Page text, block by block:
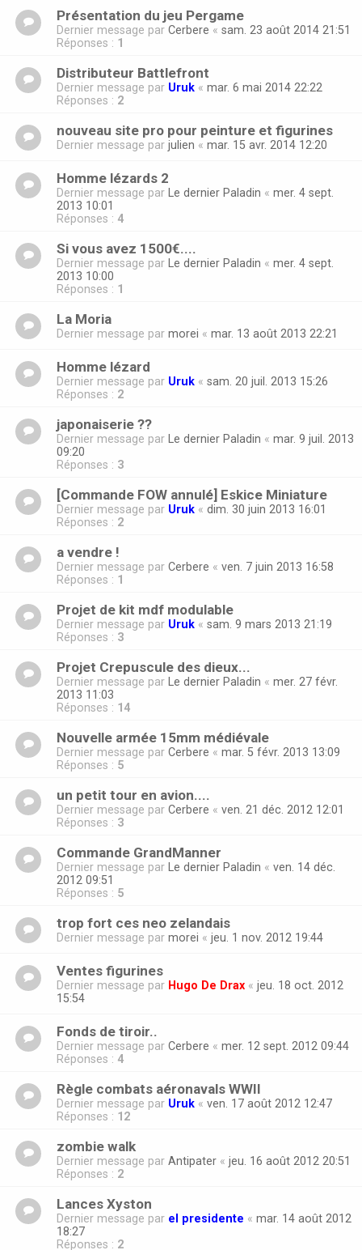
Présentation du jeu Pergame
Dernier message par Cerbere « sam. 23 août 2014 21:51
Réponses : 1
Distributeur Battlefront
Dernier message par Uruk « mar. 6 mai 2014 22:22
Réponses : 2
nouveau site pro pour peinture et figurines
Dernier message par julien « mar. 15 avr. 2014 12:20
Homme lézards 2
Dernier message par Le dernier Paladin « mer. 4 sept.
2013 10:01
Réponses : 4
Si vous avez 1500€....
Dernier message par Le dernier Paladin « mer. 4 sept.
2013 10:00
Réponses : 1
La Moria
Dernier message par morei « mar. 13 août 2013 22:21
Homme lézard
Dernier message par Uruk « sam. 20 juil. 2013 15:26
Réponses : 2
japonaiserie ??
Dernier message par Le dernier Paladin « mar. 9 juil. 2013
09:20
Réponses : 3
[Commande FOW annulé] Eskice Miniature
Dernier message par Uruk « dim. 30 juin 2013 16:01
Réponses : 2
a vendre !
Dernier message par Cerbere « ven. 7 juin 2013 16:58
Réponses : 1
Projet de kit mdf modulable
Dernier message par Uruk « sam. 9 mars 2013 21:19
Réponses : 3
Projet Crepuscule des dieux...
Dernier message par Le dernier Paladin « mer. 27 févr.
2013 11:03
Réponses : 14
Nouvelle armée 15mm médiévale
Dernier message par Cerbere « mar. 5 févr. 2013 13:09
Réponses : 5
un petit tour en avion....
Dernier message par Cerbere « ven. 21 déc. 2012 12:01
Réponses : 3
Commande GrandManner
Dernier message par Le dernier Paladin « ven. 14 déc.
2012 09:51
Réponses : 5
trop fort ces neo zelandais
Dernier message par morei « jeu. 1 nov. 2012 19:44
Ventes figurines
Dernier message par Hugo De Drax « jeu. 18 oct. 2012
15:54
Fonds de tiroir..
Dernier message par Cerbere « mer. 12 sept. 2012 09:44
Réponses : 4
Règle combats aéronavals WWII
Dernier message par Uruk « ven. 17 août 2012 12:47
Réponses : 12
zombie walk
Dernier message par Antipater « jeu. 16 août 2012 20:51
Réponses : 2
Lances Xyston
Dernier message par el presidente « mar. 14 août 2012
18:27
Réponses : 2